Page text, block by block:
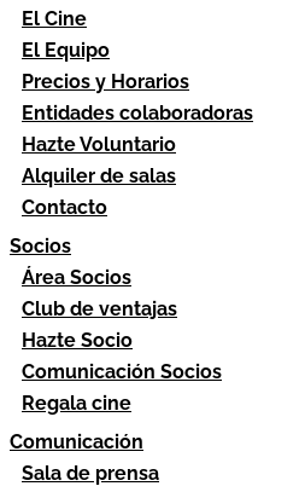
El Cine
El Equipo
Precios y Horarios
Entidades colaboradoras
Hazte Voluntario
Alquiler de salas
Contacto
Socios
Área Socios
Club de ventajas
Hazte Socio
Comunicación Socios
Regala cine
Comunicación
Sala de prensa